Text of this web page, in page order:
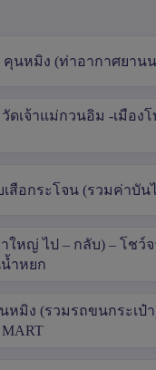
นหมิง (ท่าอากาศยาน
ดเจ้าแม่กวนอิม -เมือ
อกระโจน (รวมค่าบัน
หญ่ ไป – กลับ) – โชว์
ำหยก
หมิง (รวมรถขนกระเ